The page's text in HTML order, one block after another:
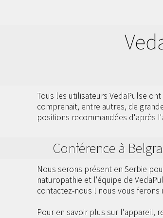
Tous les utilisateurs VedaPulse
comprenait, entre autres, de
positions recommandées d'après
Conférence à
Nous serons présent en Serbie
naturopathie et l'équipe de
contactez-nous ! nous vous
Pour en savoir plus sur l'appareil,